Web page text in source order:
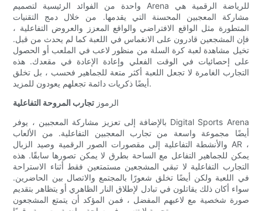
واحدة من الفوائد الرئيسية لتصميم Arena للرياضة الرقمية هي
مشاركة المعجبين المحسنة التي يقدمها. من خلال دمج التقنيات
المتطورة مثل الواقع الافتراضي والواقع المعزز والعروض التفاعلية ،
فإن المشجعين قادرون على الانغماس في اللعبة كما لم يحدث من قبل.
تخيل مشاهدة لعبة كرة السلة من منظور لاعب في الملعب أو الحصول
على إحصائيات في الوقت الفعلي وإعادة الإعادة في مقعدك. هذه
التجارب الغامرة لا تجعل اللعبة أكثر متعة للجماهير فحسب ، بل تخلق
أيضًا ذكريات دائمة تجعلهم يعودون للمزيد.
الرموز تجارب المروحة التفاعلية
بالإضافة إلى تعزيز مشاركة المعجبين ، يوفر Digital Sports Arena
أيضًا مجموعة واسعة من تجارب المعجبين التفاعلية. من الألعاب
والأنشطة التفاعلية إلى مقصورات الصور الرقمية وصيد الزبال AR ،
يمكن للجماهير التفاعل مع الساحة بطرق لا يمكن تصورها سابقًا. هذه
التجارب التفاعلية لا تبقي المشجعين مستمتعين فقط أثناء الاستراحة
في اللعبة ولكن أيضًا تخلق شعورًا بالمجتمع والاتصال بين الحاضرين.
سواء أكان ذلك يقاتلون في تبادل لإطلاق النار الظاهري أو يتظاهر بتقديم
صورة شخصية مع لاعبهم المفضل ، فمن المؤكد أن يتمتع المشجعون